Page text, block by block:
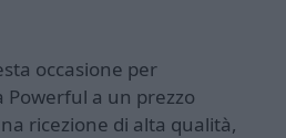
occasione per
Powerful a un prezzo
ricezione di alta qualità,